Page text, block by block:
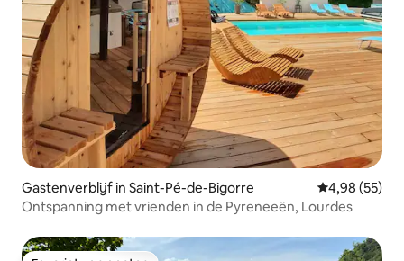
Gastenverblijf in Saint-Pé-de-Bigorre Gemiddelde
4,98 (55)
Ontspanning met vrienden in de Pyreneeën, Lourdes